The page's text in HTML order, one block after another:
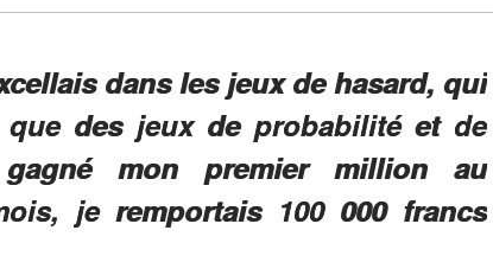
dans les jeux de hasard, qui
des jeux de probabilité et de
mon premier million au
je remportais 100 000 francs